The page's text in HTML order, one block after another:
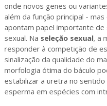
onde novos genes ou
além da função principal -
apontam papel importante de
sexual. Na seleção sexual, a
responder à competição de
sinalização da qualidade do
morfologia ótima do báculo
estabilizar a uretra no
esperma em espécies com